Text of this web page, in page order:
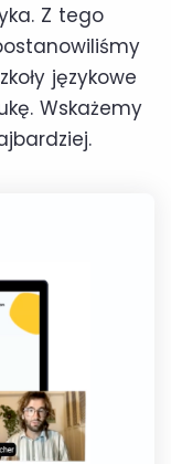
Z tego
językowe
Wskażemy